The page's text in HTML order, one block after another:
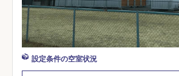
設定条件の空室状況